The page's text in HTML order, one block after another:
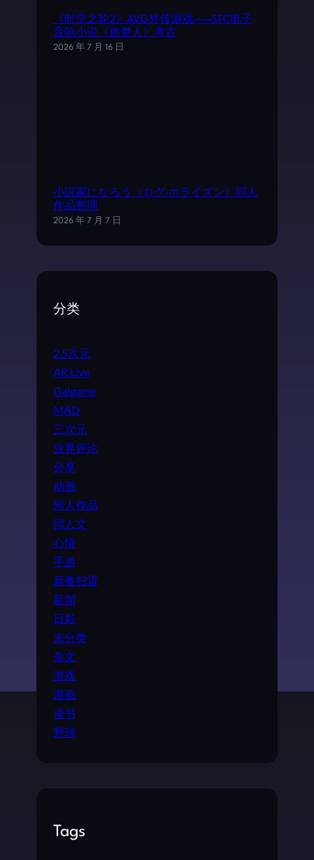
《时空之轮2》AVG外传游戏——SFC电子
音响小说《旅梦人》考古
2026 年 7 月 16 日
小説家になろう《ログ·ホライズン》同人
作品整理
2026 年 7 月 7 日
分类
2.5次元
AR Live
Galgame
MAD
三次元
业界评论
分享
动画
同人作品
同人文
心情
手游
新番扫雷
新闻
日影
未分类
杂文
游戏
漫画
读书
野球
Tags